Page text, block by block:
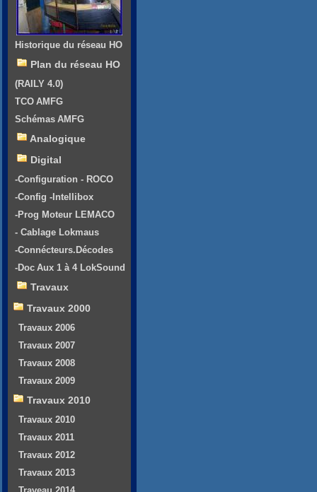
Historique du réseau HO
Plan du réseau HO
(RAILY 4.0)
TCO AMFG
Schémas AMFG
Analogique
Digital
-Configuration - ROCO
-Config -Intellibox
-Prog Moteur LEMACO
- Cablage Lokmaus
-Connécteurs.Décodes
-Doc Aux 1 à 4 LokSound
Travaux
Travaux 2000
Travaux 2006
Travaux 2007
Travaux 2008
Travaux 2009
Travaux 2010
Travaux 2010
Travaux 2011
Travaux 2012
Travaux 2013